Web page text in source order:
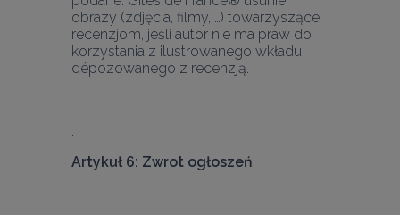
obrazy (zdjęcia, filmy, …) towarzyszące
recenzjom, jeśli autor nie ma praw do
korzystania z ilustrowanego wkładu
dépozowanego z recenzją.
Artykuł 6: Zwrot ogłoszeń